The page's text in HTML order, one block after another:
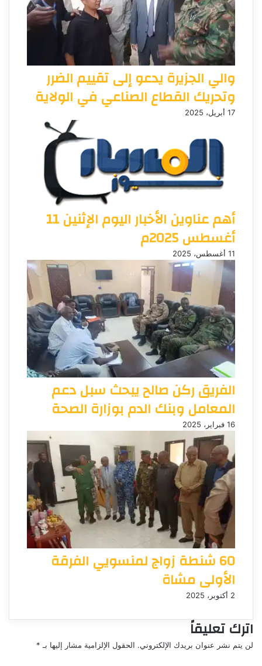
والي الجزيرة يدعو إلى تقييم الضرر
وتحريك القطاع الصناعي في الولاية
17 أبريل، 2025
أهم عناوين الأخبار اليوم الإثنين 11
أغسطس 2025م
11 أغسطس، 2025
الفريق ركن صالح يبحث سبل دعم
المعامل وبنك الدم بوزارة الصحة
16 فبراير، 2025
60 شنطة زواج لمنسويي الفرقة
الأولى مشاة
2 أكتوبر، 2025
اترك تعليقاً
لن يتم نشر عنوان بريدك الإلكتروني. الحقول الإلزامية مشار إليها بـ *